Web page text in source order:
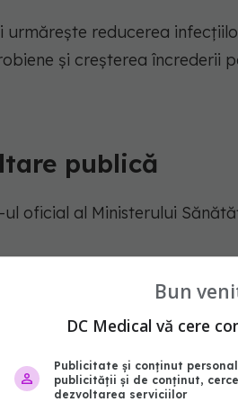
urmărește reducerea
și creșterea încrederii
publică
oficial al Ministerului
societății civile și
textului final. După
va intra în vigoare.
Bun
DC Medical vă cere
Publicitate și conținut
publicității și de conținut,
dezvoltarea serviciilor